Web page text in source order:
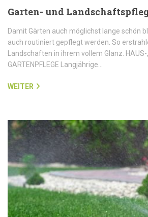
Garten- und
Damit Gärten auch möglichst lange schön
auch routiniert gepflegt werden. So
Landschaften in ihrem vollem Glanz. HAUS-,
GARTENPFLEGE Langjährige…
WEITER